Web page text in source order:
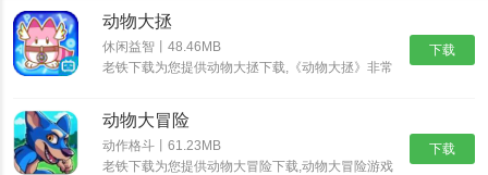
下载
动物大拯
休闲益智丨48.46MB
老铁下载为您提供动物大拯下载,《动物大拯》非常
国；各种有趣的道具让你可以给动物园随意装扮，有
兴趣的玩家快来下载吧。
下载
动物大冒险
动作格斗丨61.23MB
老铁下载为您提供动物大冒险下载,动物大冒险游戏